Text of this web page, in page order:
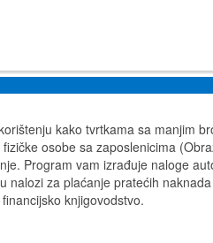
kako tvrtkama sa manjim
osobe sa zaposlenicima
Program vam izrađuje naloge
nalozi za plaćanje pratećih
knjigovodstvo.